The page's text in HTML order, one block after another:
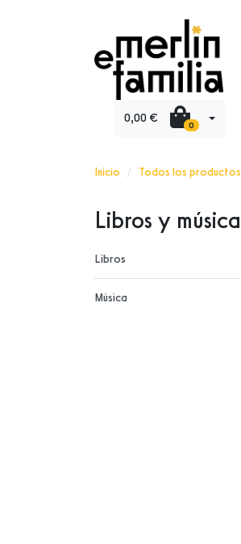
0,00 € 0
Inicio Todos los productos
Libros y música
Libros
Música